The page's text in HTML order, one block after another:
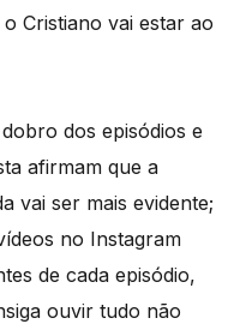
Cristiano vai estar ao
dos episódios e
afirmam que a
vai ser mais evidente;
no Instagram
de cada episódio,
ouvir tudo não